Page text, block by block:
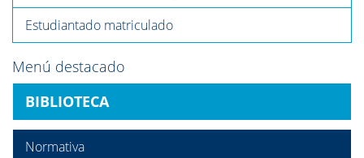
Estudiantado matriculado
Menú destacado
BIBLIOTECA
Normativa